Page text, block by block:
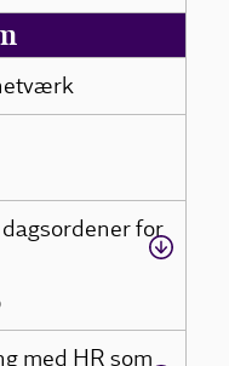
for
med HR som